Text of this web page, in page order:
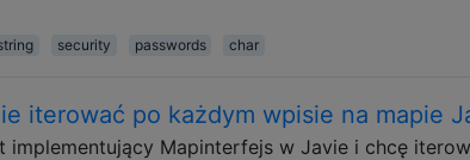
security passwords char
iterować po każdym wpisie na mapie
implementujący Mapinterfejs w Javie i chcę